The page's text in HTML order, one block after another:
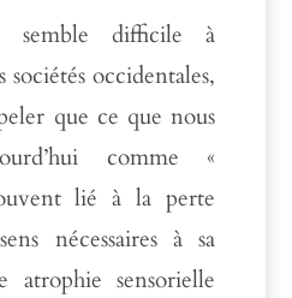
semble difficile à
sociétés occidentales,
que ce que nous
comme «
lié à la perte
nécessaires à sa
atrophie sensorielle